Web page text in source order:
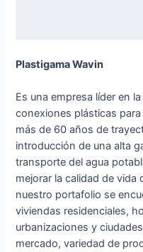
Plastigama Wavin
Es una empresa líder en
conexiones plásticas
más de 60 años de
introducción de una alta
transporte del agua
mejorar la calidad de vida
nuestro portafolio se
viviendas residenciales,
urbanizaciones y
mercado, variedad de